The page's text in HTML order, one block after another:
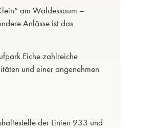
am Waldessaum –
Anlässe ist das
Eiche zahlreiche
und einer angenehmen
der Linien 933 und